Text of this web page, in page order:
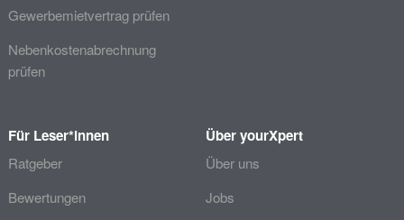
Gewerbemietvertrag prüfen
Nebenkostenabrechnung
prüfen
Für Leser*innen
Ratgeber
Bewertungen
Über yourXpert
Über uns
Jobs